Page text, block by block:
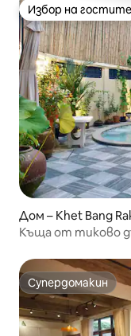
Избор на гостите
Избор на гостите
Дом – Khet Bang
Къща от тиково
Супердомакин
Супердомакин